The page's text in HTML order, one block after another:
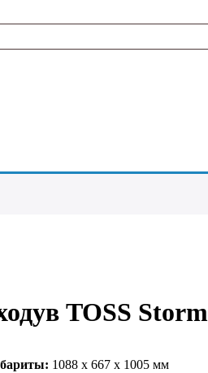
TOSS Storm
1088 х 667 х 1005 мм